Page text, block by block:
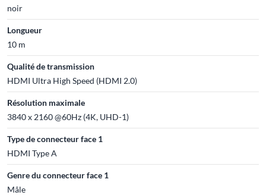
noir
Longueur
10 m
Qualité de transmission
HDMI Ultra High Speed (HDMI 2.0)
Résolution maximale
3840 x 2160 @60Hz (4K, UHD-1)
Type de connecteur face 1
HDMI Type A
Genre du connecteur face 1
Mâle